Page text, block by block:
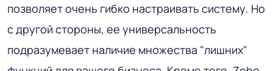
позволяет очень гибко настраивать систему. Но
с другой стороны, ее универсальность
подразумевает наличие множества "лишних"